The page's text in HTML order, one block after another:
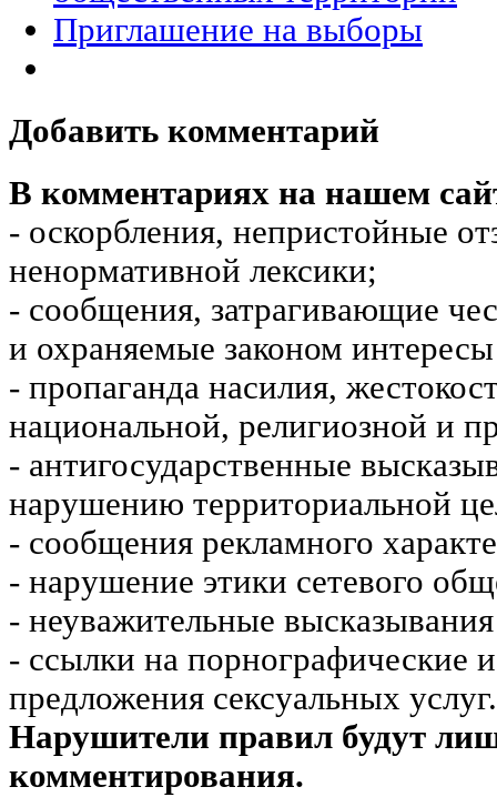
Приглашение на выборы
Добавить комментарий
В комментариях на нашем
- оскорбления, непристойные
ненормативной лексики;
- сообщения, затрагивающие
и охраняемые законом
- пропаганда насилия,
национальной, религиозной и
- антигосударственные
нарушению территориальной
- сообщения рекламного
- нарушение этики сетевого
- неуважительные
- ссылки на порнографические
предложения сексуальных услуг.
Нарушители правил будут
комментирования.